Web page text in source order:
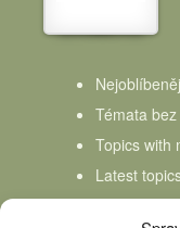
Témata
Topics with
Latest
Topics